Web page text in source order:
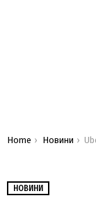
You are here:
Home Новини Uber
НОВИНИ